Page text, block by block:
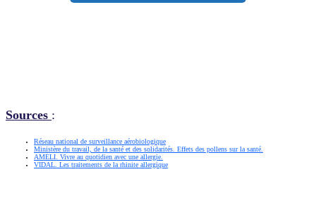
Sources :
Réseau national de surveillance aérobiologique
Ministère du travail, de la santé et des solidarités. Effets des pollens sur la santé.
AMELI. Vivre au quotidien avec une allergie.
VIDAL. Les traitements de la rhinite allergique